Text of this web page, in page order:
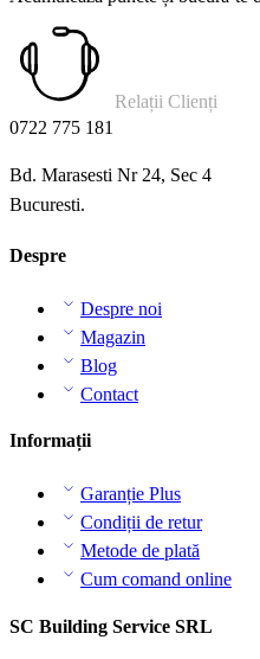
Relații Clienți
0722 775 181
Bd. Marasesti Nr 24, Sec 4
Bucuresti.
Despre
Despre noi
Magazin
Blog
Contact
Informații
Garanție Plus
Condiții de retur
Metode de plată
Cum comand online
SC Building Service SRL